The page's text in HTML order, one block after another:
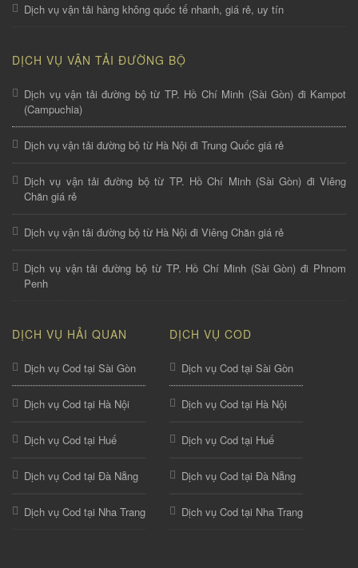
Dịch vụ vận tải hàng không quốc tế nhanh, giá rẻ, uy tín
DỊCH VỤ VẬN TẢI ĐƯỜNG BỘ
Dịch vụ vận tải đường bộ từ TP. Hồ Chí Minh (Sài Gòn) đi Kampot
(Campuchia)
Dịch vụ vận tải đường bộ từ Hà Nội đi Trung Quốc giá rẻ
Dịch vụ vận tải đường bộ từ TP. Hồ Chí Minh (Sài Gòn) đi Viêng
Chăn giá rẻ
Dịch vụ vận tải đường bộ từ Hà Nội đi Viêng Chăn giá rẻ
Dịch vụ vận tải đường bộ từ TP. Hồ Chí Minh (Sài Gòn) đi Phnom
Penh
DỊCH VỤ HẢI QUAN
Dịch vụ Cod tại Sài Gòn
Dịch vụ Cod tại Hà Nội
Dịch vụ Cod tại Huế
Dịch vụ Cod tại Đà Nẵng
Dịch vụ Cod tại Nha Trang
DỊCH VỤ COD
Dịch vụ Cod tại Sài Gòn
Dịch vụ Cod tại Hà Nội
Dịch vụ Cod tại Huế
Dịch vụ Cod tại Đà Nẵng
Dịch vụ Cod tại Nha Trang